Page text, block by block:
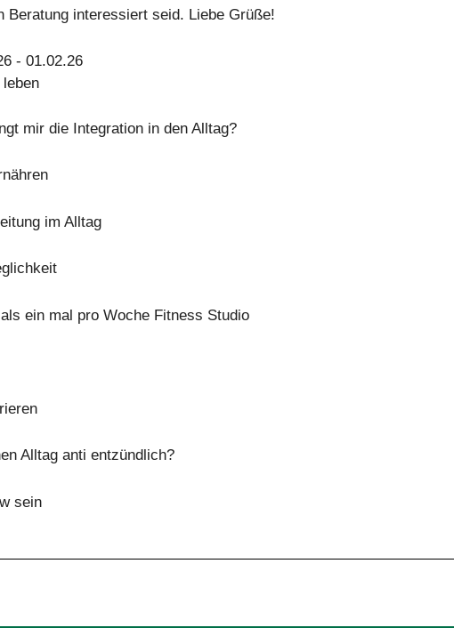
Beratung interessiert seid. Liebe Grüße!
- 01.02.26
mir die Integration in den Alltag?
im Alltag
ein mal pro Woche Fitness Studio
Alltag anti entzündlich?
sein